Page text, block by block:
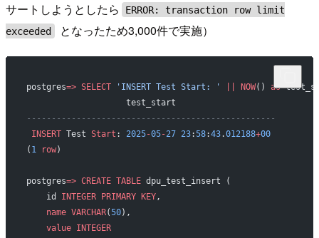
サートしようとしたら
ERROR: transaction row limit
exceeded
となったため3,000件で実施）
postgres=> SELECT 'INSERT Test Start: ' NOW() as
                    test_start
--------------------------------------------------
INSERT Test Start : 2025-05-27 23:58:43.012188+00
( 1 row)
postgres=> CREATE TABLE dpu_test_insert (
    id
INTEGER PRIMARY KEY,
    name
VARCHAR(50),
    value
INTEGER